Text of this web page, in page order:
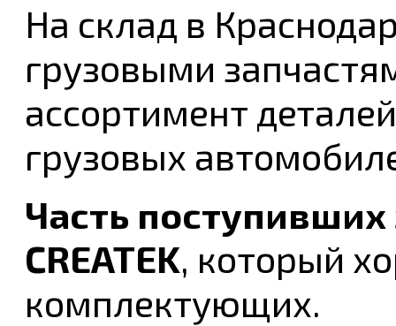
На склад в
грузовыми
ассортимент
грузовых
Часть
CREATEK, который
комплектующих.